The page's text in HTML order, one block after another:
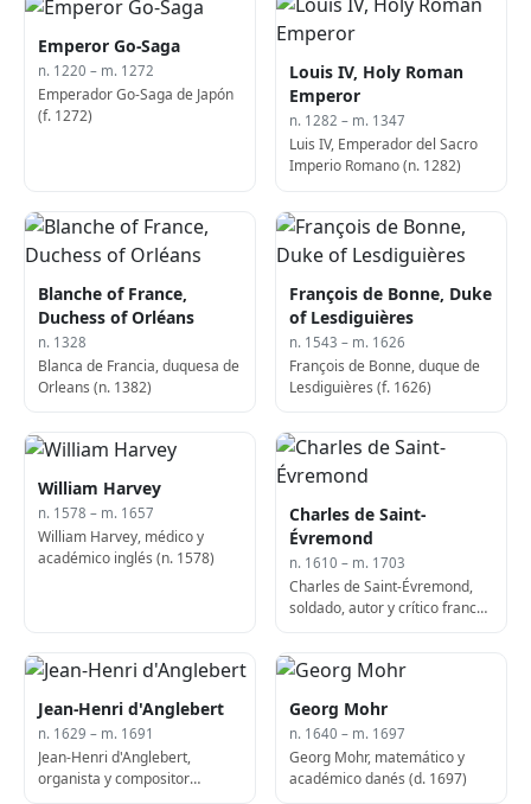
Emperor Go-Saga
n. 1220 – m. 1272
Emperador Go-Saga de Japón
(f. 1272)
Louis IV, Holy Roman
Emperor
n. 1282 – m. 1347
Luis IV, Emperador del Sacro
Imperio Romano (n. 1282)
Blanche of France,
Duchess of Orléans
n. 1328
Blanca de Francia, duquesa de
Orleans (n. 1382)
François de Bonne, Duke
of Lesdiguières
n. 1543 – m. 1626
François de Bonne, duque de
Lesdiguières (f. 1626)
William Harvey
n. 1578 – m. 1657
William Harvey, médico y
académico inglés (n. 1578)
Charles de Saint-
Évremond
n. 1610 – m. 1703
Charles de Saint-Évremond,
soldado, autor y crítico franco-
Jean-Henri d'Anglebert
n. 1629 – m. 1691
Jean-Henri d'Anglebert,
organista y compositor
Georg Mohr
n. 1640 – m. 1697
Georg Mohr, matemático y
académico danés (d. 1697)